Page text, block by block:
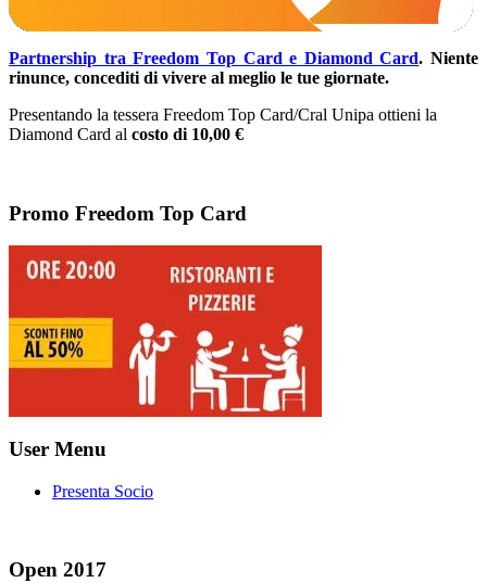
Partnership tra Freedom Top Card e Diamond Card. Niente
rinunce, concediti di vivere al meglio le tue giornate.
Presentando la tessera Freedom Top Card/Cral Unipa ottieni la
Diamond Card al costo di 10,00 €
Promo Freedom Top Card
User Menu
Presenta Socio
Open 2017